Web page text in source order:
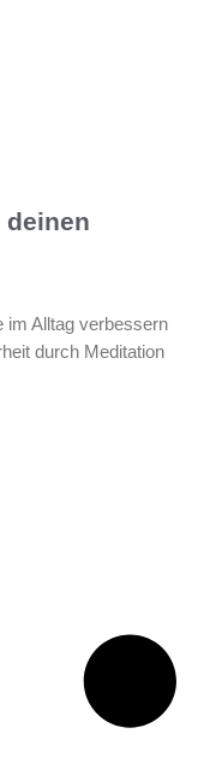
deinen
im Alltag verbessern
durch Meditation